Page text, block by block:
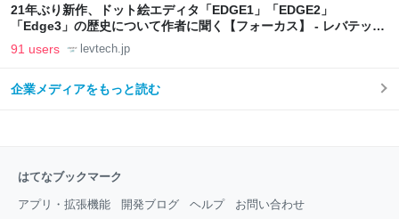
21年ぶり新作、ドット絵エディタ「EDGE1」「EDGE2」
「Edge3」の歴史について作者に聞く【フォーカス】 - レバテック
LAB
91 users levtech.jp
企業メディアをもっと読む
はてなブックマーク
アプリ・拡張機能 開発ブログ ヘルプ お問い合わせ